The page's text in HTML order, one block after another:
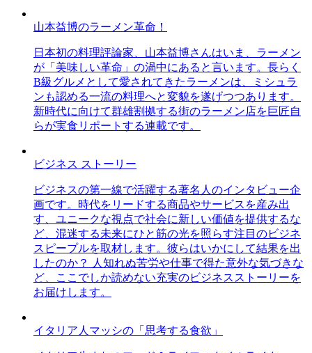
山本益博のラーメン革命！
日本初の料理評論家、山本益博さんはいま、ラーメン
が「美味しい革命」の渦中にあると言います。長らく
B級グルメとして愛されてきたラーメンは、ミシュラ
ンも認める一流の料理へと変貌を遂げつつあります。
新時代に向けて群雄割拠する街のラーメン店を巨匠自
らが実食リポートする連載です。
ビジネス ストーリー
ビジネスの第一線で活躍する著名人のインタビュー企
画です。時代をリードする商品やサービスを産み出
す、ユニークな視点で社会に新しい価値を提供するな
ど、混迷する未来にひと筋の光を照らす注目のビジネ
スピープルを取材します。彼らはいかにして結果を出
したのか？ 人知れぬ苦労や仕事で得た意外な気づきな
ど、ここでしか読めない充実のビジネスストーリーを
お届けします。
イタリア人マッシの「思考する食欲」